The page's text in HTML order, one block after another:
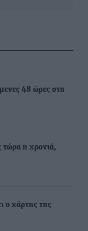
48 ώρες στη
τώρα η χρονιά,
ο χάρτης της